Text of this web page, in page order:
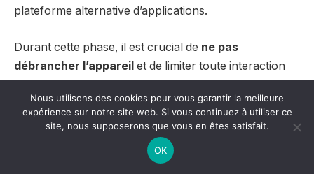
plateforme alternative d’applications.
Durant cette phase, il est crucial de ne pas
débrancher l’appareil et de limiter toute interaction
non sollicitée par le programme. L’appareil peut
redémarrer plusieurs fois et afficher différents écrans
pendant le processus. Ces comportements sont
normaux et font partie intégrante de la procédure de
jailbreak. La durée totale de l’opération varie
Nous utilisons des cookies pour vous garantir la meilleure
expérience sur notre site web. Si vous continuez à utiliser ce
site, nous supposerons que vous en êtes satisfait.
OK